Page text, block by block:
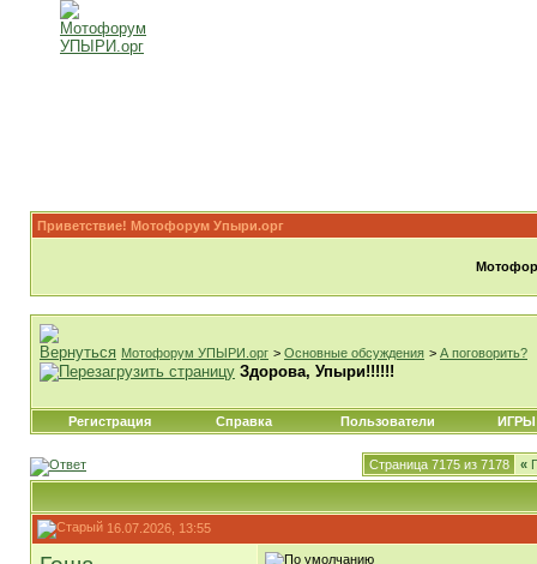
Приветствие! Мотофорум Упыри.орг
Мотофорум УПЫРИ.орг > Основные обсуждения > А поговорить?
Здорова, Упыри!!!!!!
Регистрация Справка Пользователи ИГРЫ
Страница 7175 из 7178 «
16.07.2026, 13:55